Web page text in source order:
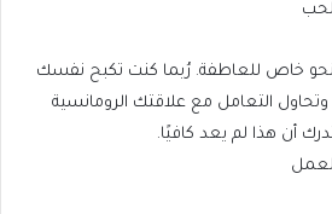
نحو خاص للعاطفة. رُبما كنت تكبح نفسك
وتحاول التعامل مع علاقتك الرومانسية
أن هذا لم يعد كافيًا.